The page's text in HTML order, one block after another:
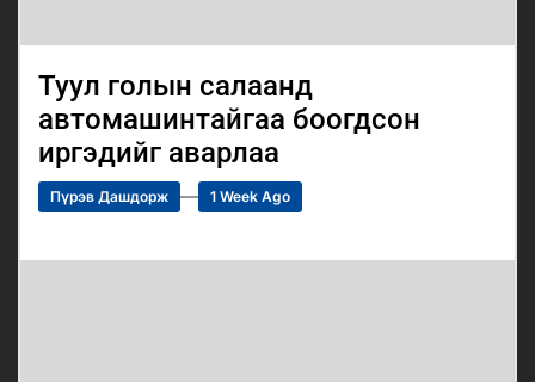
Туул голын салаанд
автомашинтайгаа боогдсон
иргэдийг аварлаа
Пүрэв Дашдорж 1 Week Ago